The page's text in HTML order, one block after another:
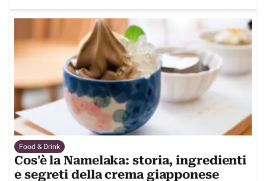
Food & Drink
Cos'è la Namelaka: storia, ingredienti
e segreti della crema giapponese